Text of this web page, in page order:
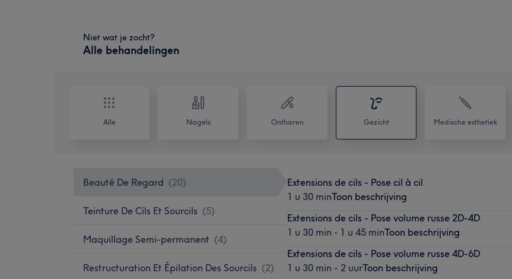
Niet wat je zocht?
Alle behandelingen
Alle Nagels Ontharen Gezicht Medische esthetiek
Beauté De Regard (20)
Teinture De Cils Et Sourcils (5)
Maquillage Semi-permanent (4)
Restructuration Et Épilation Des Sourcils (2)
Extensions de cils - Pose cil à cil
1 u 30 minToon beschrijving
Extensions de cils - Pose volume russe 2D-4D
1 u 30 min - 1 u 45 minToon beschrijving
Extensions de cils - Pose volume russe 4D-6D
1 u 30 min - 2 uurToon beschrijving